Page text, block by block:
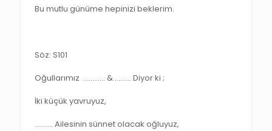
Bu mutlu günüme hepinizi beklerim.
Söz: S101
Oğullarımız ………… & ..……. Diyor ki ;
İki küçük yavruyuz,
…..….. Ailesinin sünnet olacak oğluyuz,